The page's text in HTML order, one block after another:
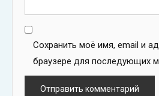
Сохранить моё имя, email и
браузере для последующих